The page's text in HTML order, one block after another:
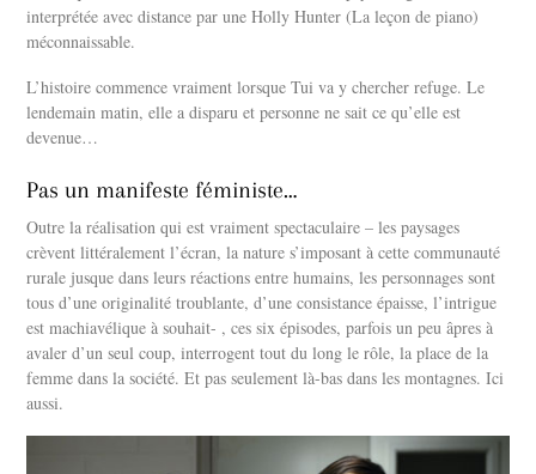
interprétée avec distance par une Holly Hunter (La leçon de piano)
méconnaissable.
L’histoire commence vraiment lorsque Tui va y chercher refuge. Le
lendemain matin, elle a disparu et personne ne sait ce qu’elle est
devenue…
Pas un manifeste féministe…
Outre la réalisation qui est vraiment spectaculaire – les paysages
crèvent littéralement l’écran, la nature s’imposant à cette communauté
rurale jusque dans leurs réactions entre humains, les personnages sont
tous d’une originalité troublante, d’une consistance épaisse, l’intrigue
est machiavélique à souhait- , ces six épisodes, parfois un peu âpres à
avaler d’un seul coup, interrogent tout du long le rôle, la place de la
femme dans la société. Et pas seulement là-bas dans les montagnes. Ici
aussi.